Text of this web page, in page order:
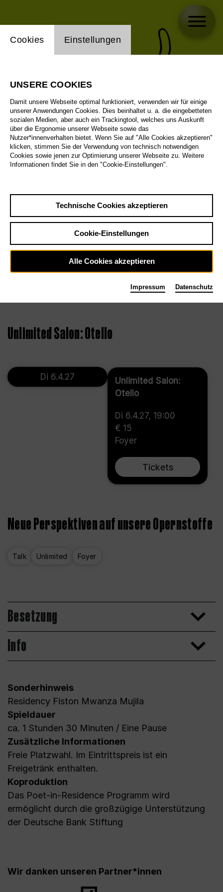
Unlimited Salon: Otello
Di 6.4.27
Unlimited Salon:
Otello
Di 6.4.27, 19:00
€ 15
Foyer
Tickets
Neue Perspektiven auf unsere Opernstoffe
Talk Unlimited Foyer
Besetzung
Info
Sonderhinweis
Residency Fiston Mwanza Mujila
Spieldauer
ca. 1 Stunden 30 Minuten / Eine Pause
Zusätzliche Informationen
Freie Platzwahl. Im Eintrittspreis ist ein
Freigetränk enthalten.
Koproduktion
Das Poet-in-Residence Programm wird
ermöglicht durch die großzügige Unterstützung
der Deutsche Bank Stiftung
Wir danken unseren Partner*innen
Einstellung Website Cookie
Cookies Einstellungen
UNSERE COOKIES
Damit unsere Webseite optimal funktioniert, verwenden wir für einige
unserer Anwendungen Cookies. Dies beinhaltet u. a. die eingebetteten
sozialen Medien, aber auch ein Trackingtool, welches uns Auskunft
über die Ergonomie unserer Webseite sowie das
Nutzer*innenverhalten bietet. Wenn Sie auf "Alle Cookies akzeptieren"
klicken, stimmen Sie der Verwendung von technisch notwendigen
Cookies sowie jenen zur Optimierung unserer Webseite zu. Weitere
Informationen findet Sie in den "Cookie-Einstellungen".
Technische Cookies akzeptieren
Cookie-Einstellungen
Alle Cookies akzeptieren
Impressum Datenschutz